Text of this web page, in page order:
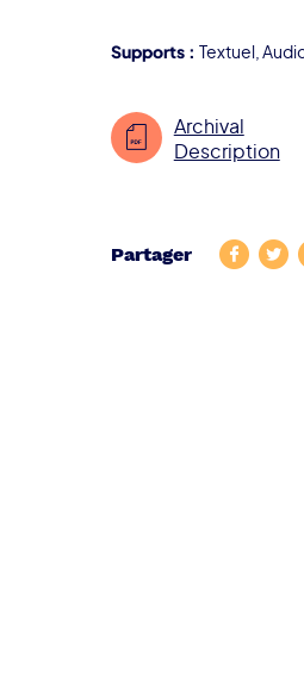
Supports : Textuel,
Archival
Description
Partager